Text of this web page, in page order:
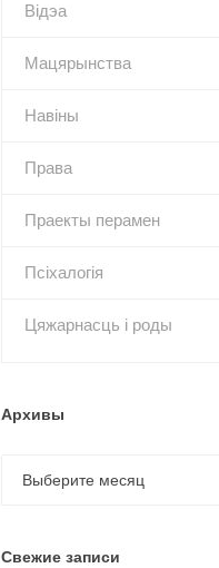
Відэа
Мацярынства
Навіны
Права
Праекты перамен
Псіхалогія
Цяжарнасць і роды
Архивы
Выберите месяц
Свежие записи